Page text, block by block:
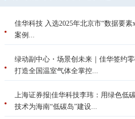
佳华科技 入选2025年北京市“数据要素
案例...
绿动副中心・场景创未来｜佳华签约
打造全国温室气体全掌控...
上海证券报|佳华科技李玮：用绿色低
技术为海南“低碳岛”建设...